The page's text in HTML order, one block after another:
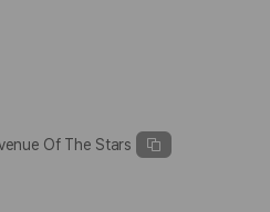
범위가 다를 수 있습니다. 카모아에서
건을 비교해 여행 스타일에 맞는 보장
을 함께 확인하세요
Of The Stars